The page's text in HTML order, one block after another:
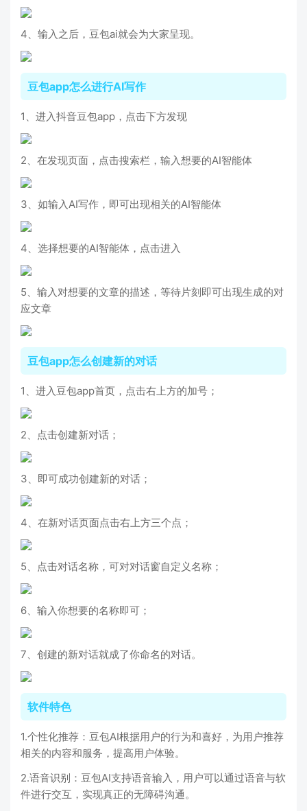
4、输入之后，豆包ai就会为大家呈现。
豆包app怎么进行AI写作
1、进入抖音豆包app，点击下方发现
2、在发现页面，点击搜索栏，输入想要的AI智能体
3、如输入AI写作，即可出现相关的AI智能体
4、选择想要的AI智能体，点击进入
5、输入对想要的文章的描述，等待片刻即可出现生成的对
应文章
豆包app怎么创建新的对话
1、进入豆包app首页，点击右上方的加号；
2、点击创建新对话；
3、即可成功创建新的对话；
4、在新对话页面点击右上方三个点；
5、点击对话名称，可对对话窗自定义名称；
6、输入你想要的名称即可；
7、创建的新对话就成了你命名的对话。
软件特色
1.个性化推荐：豆包AI根据用户的行为和喜好，为用户推荐
相关的内容和服务，提高用户体验。
2.语音识别：豆包AI支持语音输入，用户可以通过语音与软
件进行交互，实现真正的无障碍沟通。